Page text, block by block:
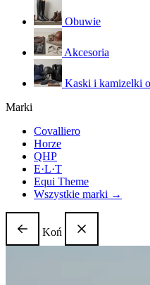
Obuwie
Akcesoria
Kaski i kamizelki
Marki
Covalliero
Horze
QHP
E·L·T
Equi Theme
Wszystkie marki →
Koń